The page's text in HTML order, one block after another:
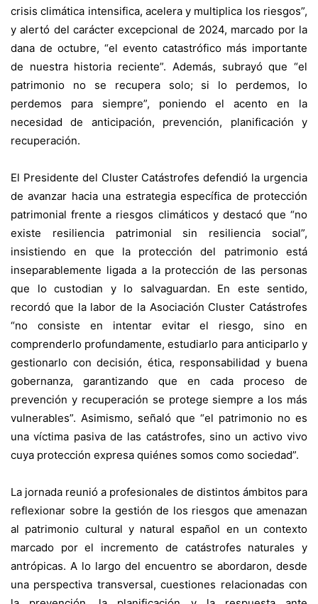
crisis climática intensifica, acelera y multiplica los riesgos”,
y alertó del carácter excepcional de 2024, marcado por la
dana de octubre, “el evento catastrófico más importante
de nuestra historia reciente”. Además, subrayó que “el
patrimonio no se recupera solo; si lo perdemos, lo
perdemos para siempre”, poniendo el acento en la
necesidad de anticipación, prevención, planificación y
recuperación.
El Presidente del Cluster Catástrofes defendió la urgencia
de avanzar hacia una estrategia específica de protección
patrimonial frente a riesgos climáticos y destacó que “no
existe resiliencia patrimonial sin resiliencia social”,
insistiendo en que la protección del patrimonio está
inseparablemente ligada a la protección de las personas
que lo custodian y lo salvaguardan. En este sentido,
recordó que la labor de la Asociación Cluster Catástrofes
“no consiste en intentar evitar el riesgo, sino en
comprenderlo profundamente, estudiarlo para anticiparlo y
gestionarlo con decisión, ética, responsabilidad y buena
gobernanza, garantizando que en cada proceso de
prevención y recuperación se protege siempre a los más
vulnerables”. Asimismo, señaló que “el patrimonio no es
una víctima pasiva de las catástrofes, sino un activo vivo
cuya protección expresa quiénes somos como sociedad”.
La jornada reunió a profesionales de distintos ámbitos para
reflexionar sobre la gestión de los riesgos que amenazan
al patrimonio cultural y natural español en un contexto
marcado por el incremento de catástrofes naturales y
antrópicas. A lo largo del encuentro se abordaron, desde
una perspectiva transversal, cuestiones relacionadas con